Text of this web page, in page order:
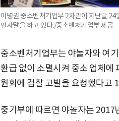
이병권 중소벤처기업부 2차관이 지난달
인사말을 하고 있다./중소벤처기업부 제공
중소벤처기업부는 야놀자와 여
환급 없이 소멸시켜 중소 업체에
원회에 검찰 고발을 요청했다고
중기부에 따르면 야놀자는